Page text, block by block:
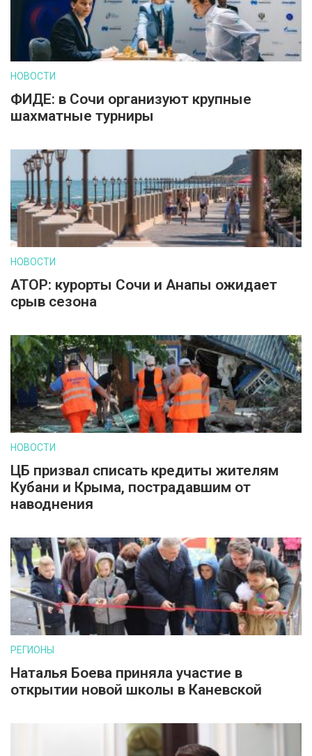
НОВОСТИ
ФИДЕ: в Сочи организуют крупные
шахматные турниры
НОВОСТИ
АТОР: курорты Сочи и Анапы ожидает
срыв сезона
НОВОСТИ
ЦБ призвал списать кредиты жителям
Кубани и Крыма, пострадавшим от
наводнения
РЕГИОНЫ
Наталья Боева приняла участие в
открытии новой школы в Каневской